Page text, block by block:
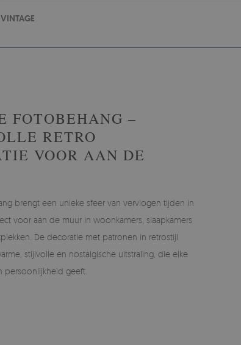
VINTAGE
FOTOBEHANG –
RETRO
VOOR AAN DE
brengt een unieke sfeer van vervlogen tijden in
voor aan de muur in woonkamers, slaapkamers
De decoratie met patronen in retrostijl
stijlvolle en nostalgische uitstraling, die elke
persoonlijkheid geeft.